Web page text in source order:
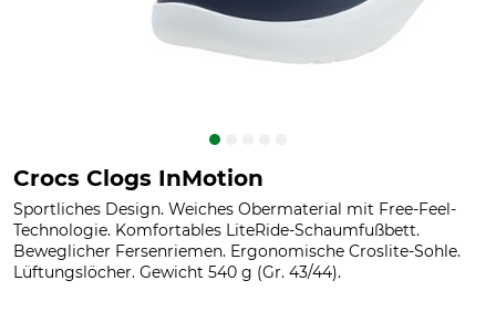
Crocs Clogs InMotion
Sportliches Design. Weiches Obermaterial mit Free-Feel-
Technologie. Komfortables LiteRide-Schaumfußbett.
Beweglicher Fersenriemen. Ergonomische Croslite-Sohle.
Lüftungslöcher. Gewicht 540 g (Gr. 43/44).